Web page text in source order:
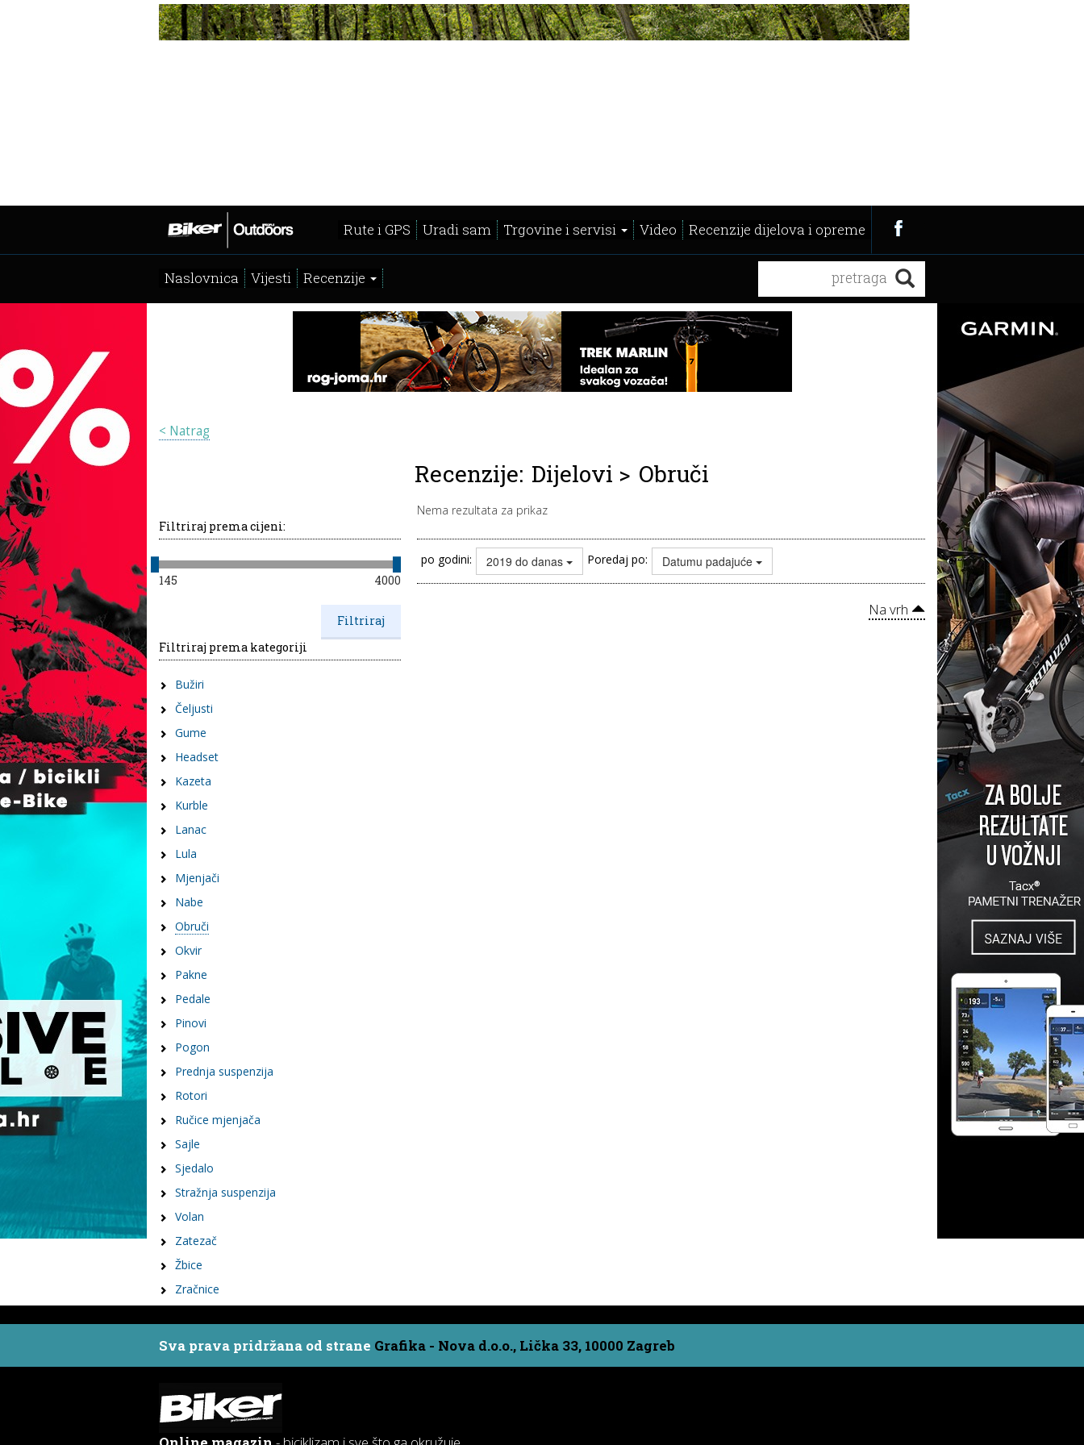
Rute i GPS Uradi sam Trgovine i servisi Video Recenzije dijelova i opreme
Naslovnica Vijesti Recenzije
< Natrag
Recenzije: Dijelovi > Obruči
Nema rezultata za prikaz
Filtriraj prema cijeni:
145 4000
Filtriraj prema kategoriji
Bužiri
Čeljusti
Gume
Headset
Kazeta
Kurble
Lanac
Lula
Mjenjači
Nabe
Obruči
Okvir
Pakne
Pedale
Pinovi
Pogon
Prednja suspenzija
Rotori
Ručice mjenjača
Sajle
Sjedalo
Stražnja suspenzija
Volan
Zatezač
Žbice
Zračnice
po godini: 2019 do danas Poredaj po: Datumu padajuće
Na vrh
Sva prava pridržana od strane Grafika - Nova d.o.o., Lička 33, 10000 Zagreb